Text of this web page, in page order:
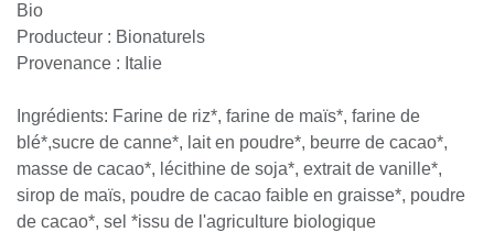
Bio
Producteur : Bionaturels
Provenance : Italie
Ingrédients: Farine de riz*, farine de maïs*, farine de
blé*,sucre de canne*, lait en poudre*, beurre de cacao*,
masse de cacao*, lécithine de soja*, extrait de vanille*,
sirop de maïs, poudre de cacao faible en graisse*, poudre
de cacao*, sel *issu de l'agriculture biologique